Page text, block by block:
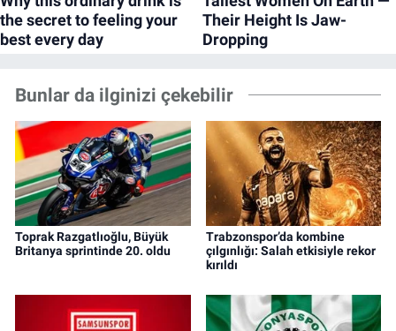
Bunlar da ilginizi çekebilir
Toprak Razgatlıoğlu, Büyük
Britanya sprintinde 20. oldu
Trabzonspor’da kombine
çılgınlığı: Salah etkisiyle rekor
kırıldı